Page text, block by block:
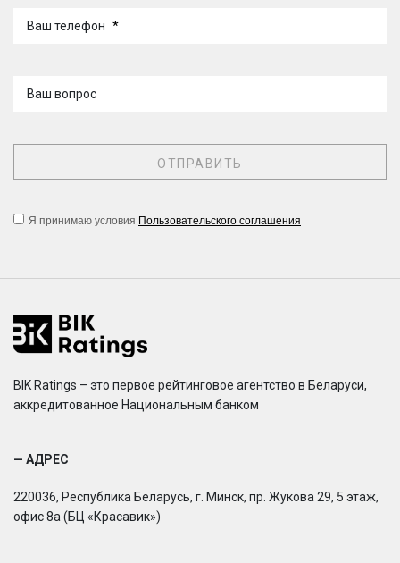
Ваш телефон *
Ваш вопрос
Я принимаю условия Пользовательского соглашения
BIK Ratings – это первое рейтинговое агентство в Беларуси,
аккредитованное Национальным банком
— АДРЕС
220036, Республика Беларусь, г. Минск, пр. Жукова 29, 5 этаж,
офис 8а (БЦ «Красавик»)